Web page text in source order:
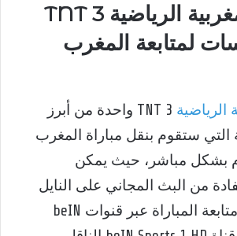
تردد قناة المغربية الرياضية 3 TNT
لمتابعة المغرب
الرياضية
3 TNT واحدة من أبرز
التي ستقوم بنقل مباراة المغرب
بشكل مباشر، حيث يمكن
من البث المجاني على النايل
سات، إلى جانب متابعة المباراة عبر قنوات beIN